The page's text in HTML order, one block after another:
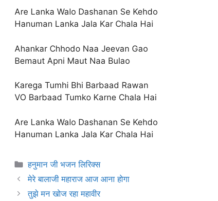
Are Lanka Walo Dashanan Se Kehdo
Hanuman Lanka Jala Kar Chala Hai
Ahankar Chhodo Naa Jeevan Gao
Bemaut Apni Maut Naa Bulao
Karega Tumhi Bhi Barbaad Rawan
VO Barbaad Tumko Karne Chala Hai
Are Lanka Walo Dashanan Se Kehdo
Hanuman Lanka Jala Kar Chala Hai
Categories
हनुमान जी भजन लिरिक्स
मेरे बालाजी महाराज आज आना होगा
तुझे मन खोज रहा महावीर